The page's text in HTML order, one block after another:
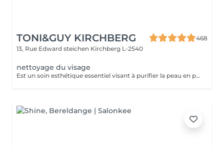
TONI&GUY KIRCHBERG
468
13, Rue Edward steichen Kirchberg L-2540
nettoyage du visage
Est un soin esthétique essentiel visant à purifier la peau en profondeur et a lui donner éclat et fraicheur